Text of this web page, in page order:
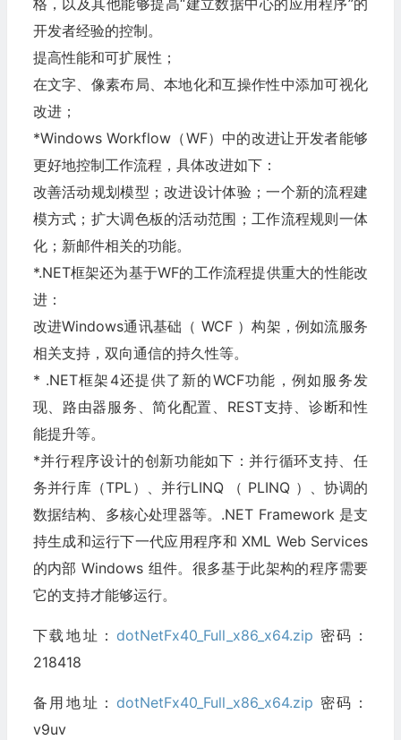
格，以及其他能够提高“建立数据中心的应用程序”的
开发者经验的控制。
提高性能和可扩展性；
在文字、像素布局、本地化和互操作性中添加可视化
改进；
*Windows Workflow（WF）中的改进让开发者能够
更好地控制工作流程，具体改进如下：
改善活动规划模型；改进设计体验；一个新的流程建
模方式；扩大调色板的活动范围；工作流程规则一体
化；新邮件相关的功能。
*.NET框架还为基于WF的工作流程提供重大的性能改
进：
改进Windows通讯基础（ WCF ）构架，例如流服务
相关支持，双向通信的持久性等。
* .NET框架4还提供了新的WCF功能，例如服务发
现、路由器服务、简化配置、REST支持、诊断和性
能提升等。
*并行程序设计的创新功能如下：并行循环支持、任
务并行库（TPL）、并行LINQ （ PLINQ ）、协调的
数据结构、多核心处理器等。.NET Framework 是支
持生成和运行下一代应用程序和 XML Web Services
的内部 Windows 组件。很多基于此架构的程序需要
它的支持才能够运行。
下载地址： dotNetFx40_Full_x86_x64.zip 密码：
218418
备用地址： dotNetFx40_Full_x86_x64.zip 密码：
v9uv